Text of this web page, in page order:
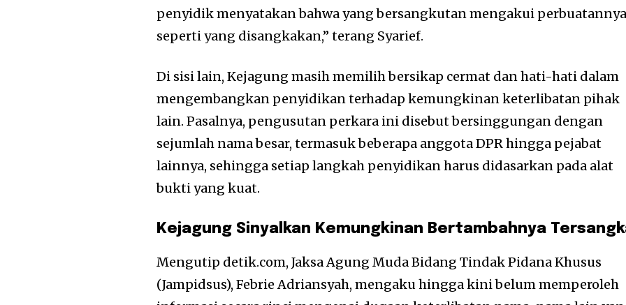
penyidik menyatakan bahwa yang bersangkutan mengakui
seperti yang disangkakan,” terang Syarief.
Di sisi lain, Kejagung masih memilih bersikap cermat dan hati-hati dalam
mengembangkan penyidikan terhadap kemungkinan keterlibatan pihak
lain. Pasalnya, pengusutan perkara ini disebut bersinggungan dengan
sejumlah nama besar, termasuk beberapa anggota DPR hingga pejabat
lainnya, sehingga setiap langkah penyidikan harus didasarkan pada alat
bukti yang kuat.
Kejagung Sinyalkan Kemungkinan Bertambahnya
Mengutip detik.com, Jaksa Agung Muda Bidang Tindak Pidana Khusus
(Jampidsus), Febrie Adriansyah, mengaku hingga kini belum memperoleh